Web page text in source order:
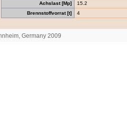
Achslast [Mp]
15.2
Brennstoffvorrat [t]
4
Germany 2009